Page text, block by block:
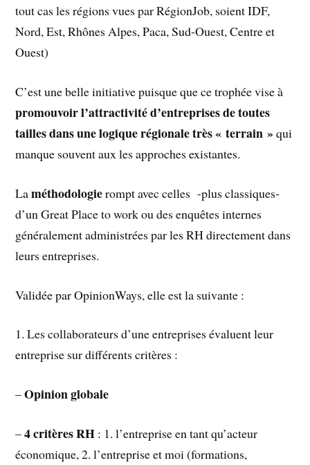
tout cas les régions vues par RégionJob, soient IDF,
Nord, Est, Rhônes Alpes, Paca, Sud-Ouest, Centre et
Ouest)
C’est une belle initiative puisque que ce trophée vise à
promouvoir l’attractivité d’entreprises de toutes
tailles dans une logique régionale très « terrain »qui
manque souvent aux les approches existantes.
Laméthodologierompt avec celles -plus classiques-
d’un Great Place to work ou des enquêtes internes
généralement administrées par les RH directement dans
leurs entreprises.
Validée par OpinionWays, elle est la suivante :
1. Les collaborateurs d’une entreprises évaluent leur
entreprise sur différents critères :
–Opinion globale
–4 critères RH : 1. l’entreprise en tant qu’acteur
économique, 2. l’entreprise et moi (formations,